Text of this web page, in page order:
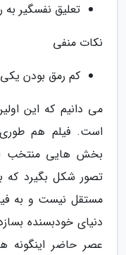
تعلیق نفسگیر
نکات منفی
کم رمق بودن
می دانیم که این
است. فیلم هم
بخش هایی منتخب از
تصور شکل بگیرد که
مستقل نیست و به
دنیای خودبسنده
عصر حاضر اینگونه